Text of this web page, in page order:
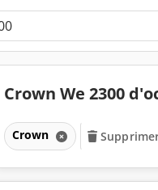
Crown We 2300
Crown